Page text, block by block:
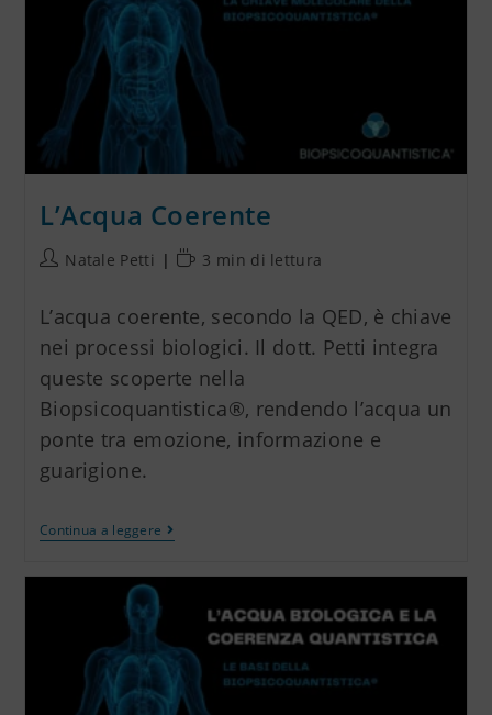
L’Acqua Coerente
Natale Petti 3 min di lettura
L’acqua coerente, secondo la QED, è chiave
nei processi biologici. Il dott. Petti integra
queste scoperte nella
Biopsicoquantistica®, rendendo l’acqua un
ponte tra emozione, informazione e
guarigione.
Continua a leggere